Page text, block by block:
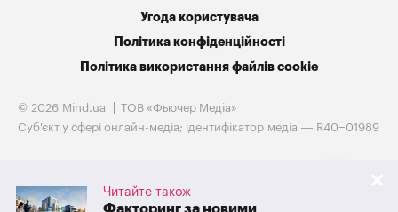
Читайте також
Угода користувача
Політика конфіденційності
Політика використання файлів cookie
© 2026 Mind.ua
ТОВ «Фьючер Медiа»
Cуб'єкт у сфері онлайн-медіа; ідентифікатор медіа — R40−01989